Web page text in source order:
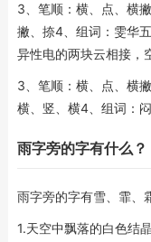
3、笔顺：横、点、横
撇、捺4、组词：雯华
异性电的两块云相接，
3、笔顺：横、点、横
横、竖、横4、组词：
雨字旁的字有什么？
雨字旁的字有雪、霏、
1.天空中飘落的白色结